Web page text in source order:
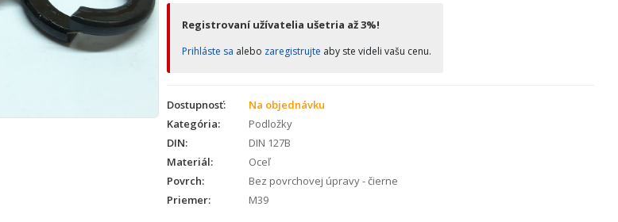
Registrovaní užívatelia ušetria až 3%!
Prihláste sa alebo zaregistrujte aby ste videli vašu cenu.
Dostupnosť:
Na objednávku
Kategória:
Podložky
DIN:
DIN 127B
Materiál:
Oceľ
Povrch:
Bez povrchovej úpravy - čierne
Priemer:
M39